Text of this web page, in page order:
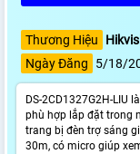
Thương Hiệu
Ngày Đăng
5/18/
DS-2CD1327G2H-LIU
phù hợp lắp đặt trong
trang bị đèn trợ sáng
30m, có micro giúp